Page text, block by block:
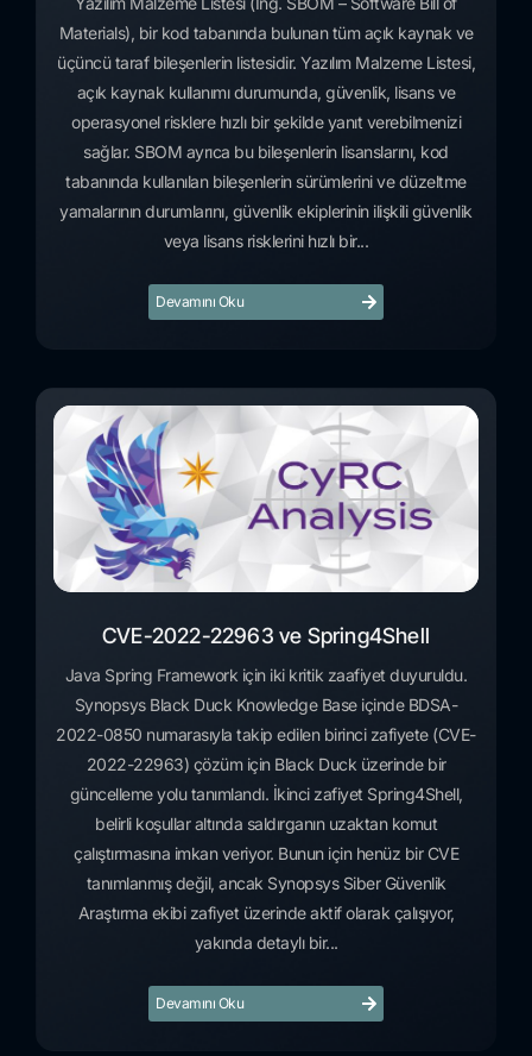
Materials), bir kod tabanında bulunan tüm açık kaynak ve
üçüncü taraf bileşenlerin listesidir. Yazılım Malzeme Listesi,
açık kaynak kullanımı durumunda, güvenlik, lisans ve
operasyonel risklere hızlı bir şekilde yanıt verebilmenizi
sağlar. SBOM ayrıca bu bileşenlerin lisanslarını, kod
tabanında kullanılan bileşenlerin sürümlerini ve düzeltme
yamalarının durumlarını, güvenlik ekiplerinin ilişkili güvenlik
veya lisans risklerini hızlı bir...
Devamını Oku
CVE-2022-22963 ve Spring4Shell
Java Spring Framework için iki kritik zaafiyet duyuruldu.
Synopsys Black Duck Knowledge Base içinde BDSA-
2022-0850 numarasıyla takip edilen birinci zafiyete (CVE-
2022-22963) çözüm için Black Duck üzerinde bir
güncelleme yolu tanımlandı. İkinci zafiyet Spring4Shell,
belirli koşullar altında saldırganın uzaktan komut
çalıştırmasına imkan veriyor. Bunun için henüz bir CVE
tanımlanmış değil, ancak Synopsys Siber Güvenlik
Araştırma ekibi zafiyet üzerinde aktif olarak çalışıyor,
yakında detaylı bir...
Devamını Oku